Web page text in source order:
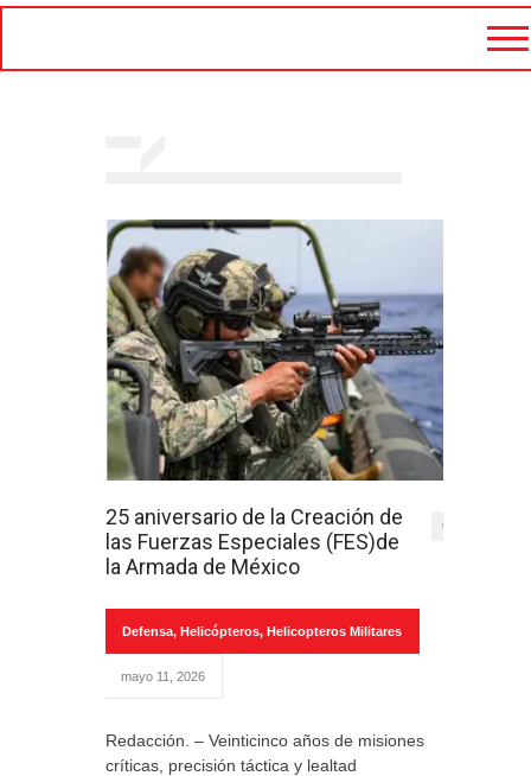
25 aniversario de la Creación de
las Fuerzas Especiales (FES)de
la Armada de México
0
Defensa, Helicópteros, Helicopteros Militares
mayo 11, 2026
Redacción. – Veinticinco años de misiones
críticas, precisión táctica y lealtad